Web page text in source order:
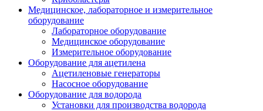
Медицинское, лабораторное и измерительное
оборудование
Лабораторное оборудование
Медицинское оборудование
Измерительное оборудование
Оборудование для ацетилена
Ацетиленовые генераторы
Насосное оборудование
Оборудование для водорода
Установки для производства водорода